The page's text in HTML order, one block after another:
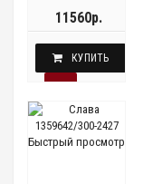
11560р.
КУПИТЬ
Быстрый просмотр